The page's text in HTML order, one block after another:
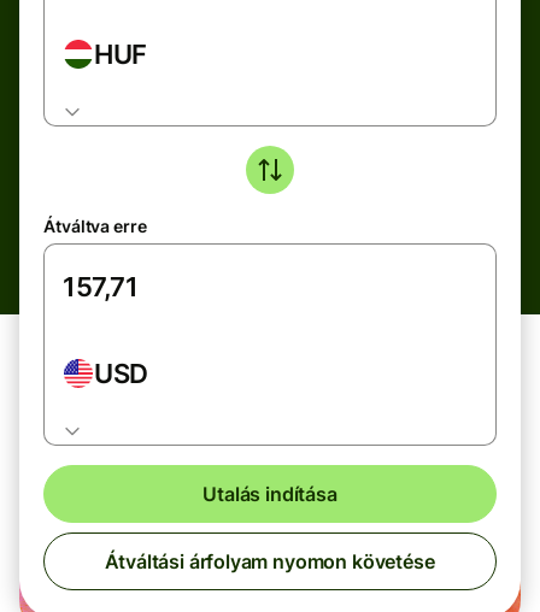
HUF
Átváltva erre
USD
Utalás indítása
Átváltási árfolyam nyomon követése